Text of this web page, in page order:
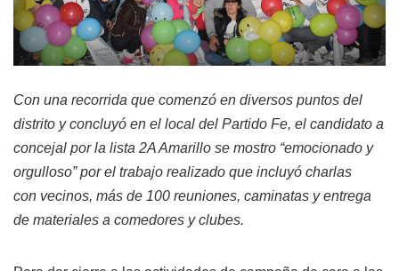
Con una recorrida que comenzó en diversos puntos del
distrito y concluyó en el local del Partido Fe, el candidato a
concejal por la lista 2A Amarillo se mostro “emocionado y
orgulloso” por el trabajo realizado que incluyó charlas
con vecinos, más de 100 reuniones, caminatas y entrega
de materiales a comedores y clubes.